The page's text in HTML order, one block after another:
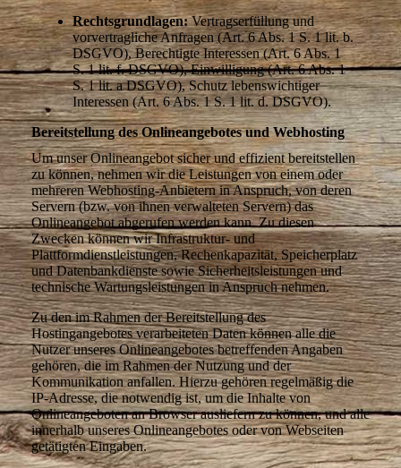
Rechtsgrundlagen:Vertragserfüllung und
vorvertragliche Anfragen (Art. 6 Abs. 1 S. 1 lit. b.
DSGVO), Berechtigte Interessen (Art. 6 Abs. 1
S. 1 lit. f. DSGVO), Einwilligung (Art. 6 Abs. 1
S. 1 lit. a DSGVO), Schutz lebenswichtiger
Interessen (Art. 6 Abs. 1 S. 1 lit. d. DSGVO).
Bereitstellung des Onlineangebotes und Webhosting
Um unser Onlineangebot sicher und effizient bereitstellen
zu können, nehmen wir die Leistungen von einem oder
mehreren Webhosting-Anbietern in Anspruch, von deren
Servern (bzw. von ihnen verwalteten Servern) das
Onlineangebot abgerufen werden kann. Zu diesen
Zwecken können wir Infrastruktur- und
Plattformdienstleistungen, Rechenkapazität, Speicherplatz
und Datenbankdienste sowie Sicherheitsleistungen und
technische Wartungsleistungen in Anspruch nehmen.
Zu den im Rahmen der Bereitstellung des
Hostingangebotes verarbeiteten Daten können alle die
Nutzer unseres Onlineangebotes betreffenden Angaben
gehören, die im Rahmen der Nutzung und der
Kommunikation anfallen. Hierzu gehören regelmäßig die
IP-Adresse, die notwendig ist, um die Inhalte von
Onlineangeboten an Browser ausliefern zu können, und alle
innerhalb unseres Onlineangebotes oder von Webseiten
getätigten Eingaben.